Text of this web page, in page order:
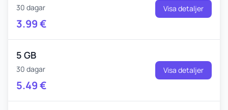
30 dagar
3.99€
Visa detaljer
5 GB
30 dagar
5.49€
Visa detaljer